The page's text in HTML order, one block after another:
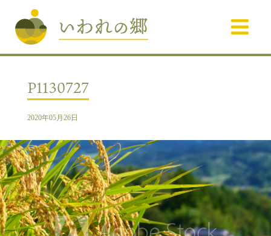
P1130727
2020年05月26日